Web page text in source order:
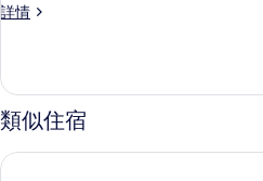
客
的
相
片
詳情
基
詳
情
類似住宿
甲府站南 1 號東橫 INN